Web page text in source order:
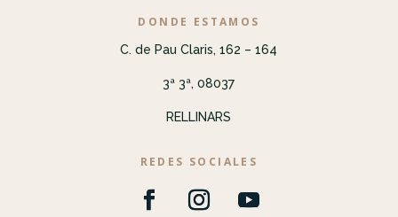
DONDE ESTAMOS
C. de Pau Claris, 162 – 164
3ª 3ª, 08037
RELLINARS
REDES SOCIALES